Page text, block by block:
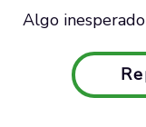
Algo